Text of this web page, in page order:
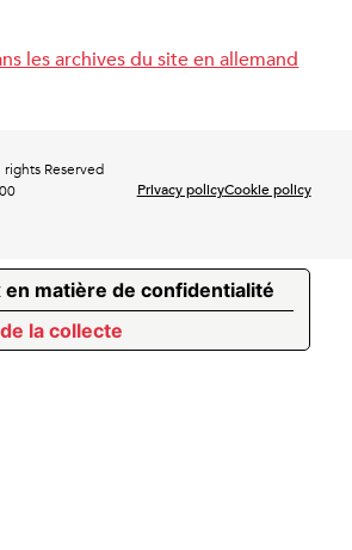
les archives du site en allemand
Reserved
Privacy policyCookie policy
la collecte
en matière de confidentialité